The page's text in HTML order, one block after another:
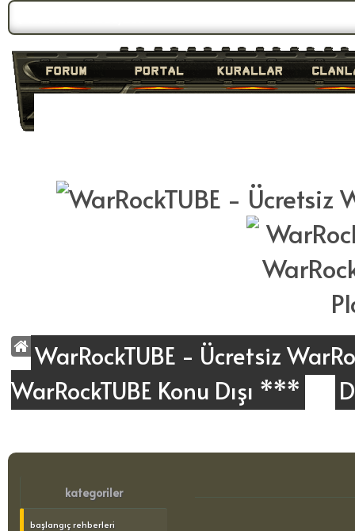
WarRockTUBE - Ücretsiz
WarRockTUBE Konu Dışı ***
kategoriler
başlangıç rehberleri